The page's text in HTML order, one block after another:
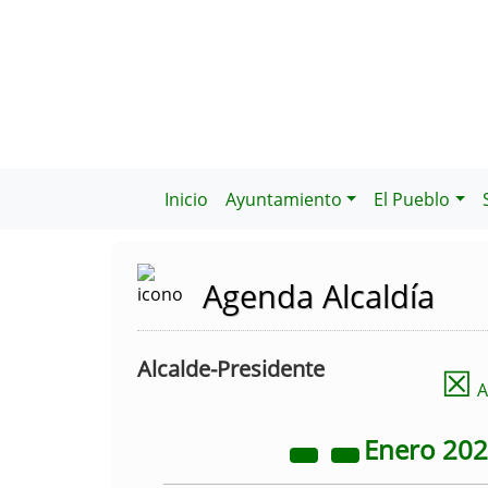
Inicio Ayuntamiento El Pueblo
Agenda Alcaldía
Alcalde-Presidente ☒
Enero